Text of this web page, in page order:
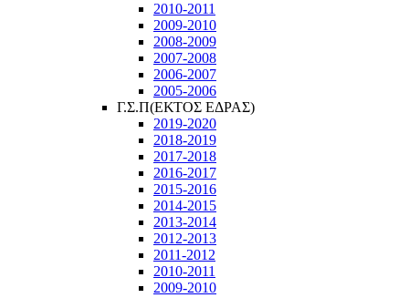
2010-2011
2009-2010
2008-2009
2007-2008
2006-2007
2005-2006
Γ.Σ.Π(ΕΚΤΟΣ ΕΔΡΑΣ)
2019-2020
2018-2019
2017-2018
2016-2017
2015-2016
2014-2015
2013-2014
2012-2013
2011-2012
2010-2011
2009-2010